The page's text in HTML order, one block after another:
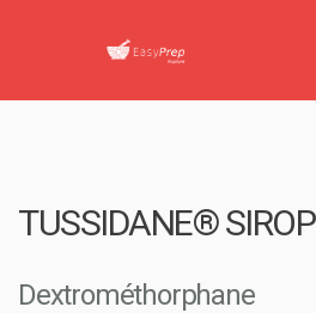
TUSSIDANE® SIROP
Dextrométhorphane